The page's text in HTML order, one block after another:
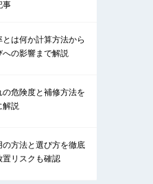
事
とは何か計算方法から
への影響まで解説
の危険度と補修方法を
解説
の方法と選び方を徹底
置リスクも確認